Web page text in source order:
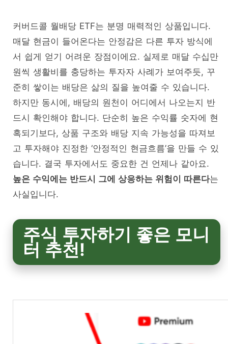
커버드콜 월배당 ETF는 분명 매력적인 상품입니다.
매달 현금이 들어온다는 안정감은 다른 투자 방식에
서 쉽게 얻기 어려운 장점이에요. 실제로 매달 수십만
원씩 생활비를 충당하는 투자자 사례가 보여주듯, 꾸
준히 쌓이는 배당은 삶의 질을 높여줄 수 있습니다.
하지만 동시에, 배당의 원천이 어디에서 나오는지 반
드시 확인해야 합니다. 단순히 높은 수익률 숫자에 현
혹되기보다, 상품 구조와 배당 지속 가능성을 따져보
고 투자해야 진정한 ‘안정적인 현금흐름’을 만들 수 있
습니다. 결국 투자에서도 중요한 건 언제나 같아요.
높은 수익에는 반드시 그에 상응하는 위험이 따른다는
사실입니다.
주식 투자하기 좋은 모니
터 추천!